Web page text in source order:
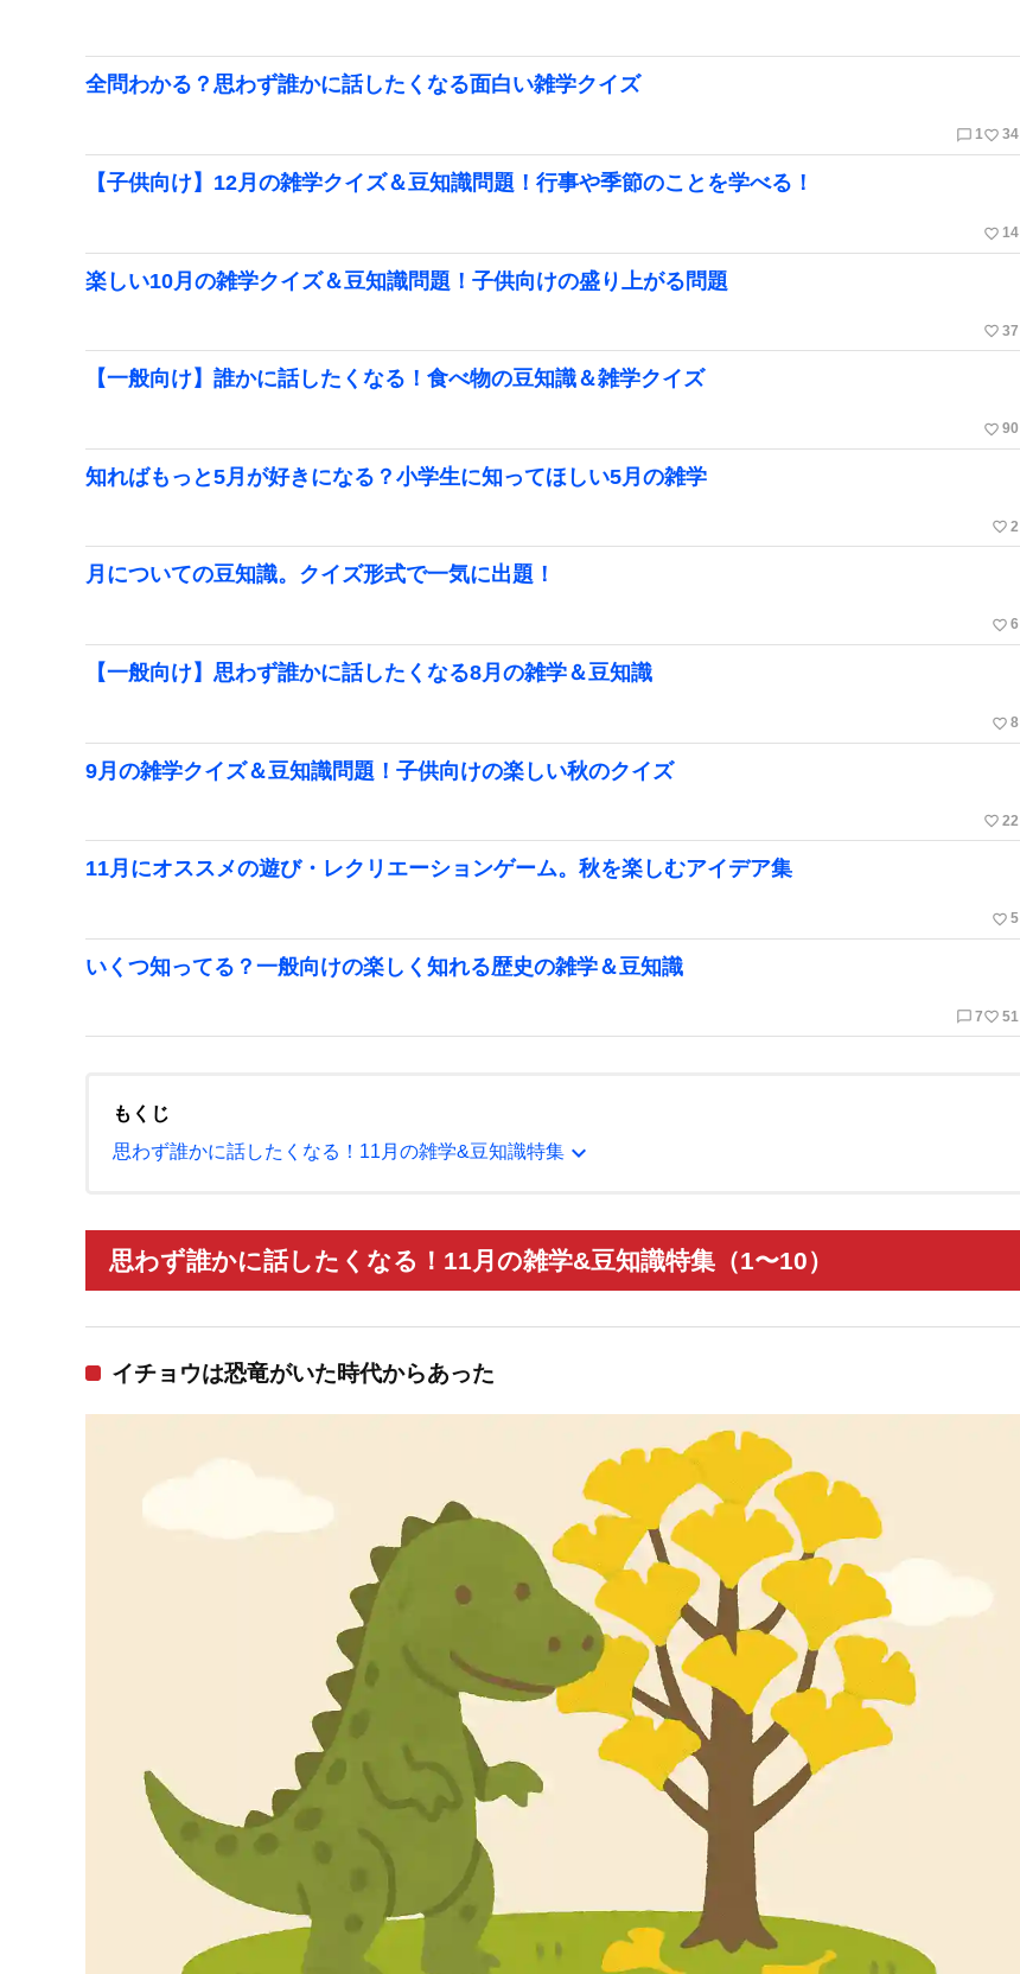
全問わかる？思わず誰かに話したくなる面白い雑学クイズ
chat_bubble_outline 1favorite_border 34
【子供向け】12月の雑学クイズ＆豆知識問題！行事や季節のことを学べる！
favorite_border 14
楽しい10月の雑学クイズ＆豆知識問題！子供向けの盛り上がる問題
favorite_border 37
【一般向け】誰かに話したくなる！食べ物の豆知識＆雑学クイズ
favorite_border 90
知ればもっと5月が好きになる？小学生に知ってほしい5月の雑学
favorite_border 2
月についての豆知識。クイズ形式で一気に出題！
favorite_border 6
【一般向け】思わず誰かに話したくなる8月の雑学＆豆知識
favorite_border 8
9月の雑学クイズ＆豆知識問題！子供向けの楽しい秋のクイズ
favorite_border 22
11月にオススメの遊び・レクリエーションゲーム。秋を楽しむアイデア集
favorite_border 5
いくつ知ってる？一般向けの楽しく知れる歴史の雑学＆豆知識
chat_bubble_outline 7favorite_border 51
もくじ
思わず誰かに話したくなる！11月の雑学&豆知識特集 expand_more
思わず誰かに話したくなる！11月の雑学&豆知識特集（1〜10）
イチョウは恐竜がいた時代からあった